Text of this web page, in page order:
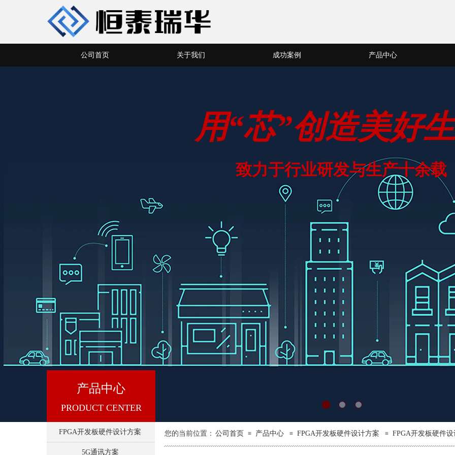
公司首页 关于我们 成功案例 产品中心
用“芯”创造美好
致力于行业研发与生产十余载
产品中心
PRODUCT CENTER
FPGA开发板硬件设计方案
5G通讯方案
您的当前位置： 公司首页 ≡ 产品中心 ≡ FPGA开发板硬件设计方案 ≡ FPGA开发板硬件